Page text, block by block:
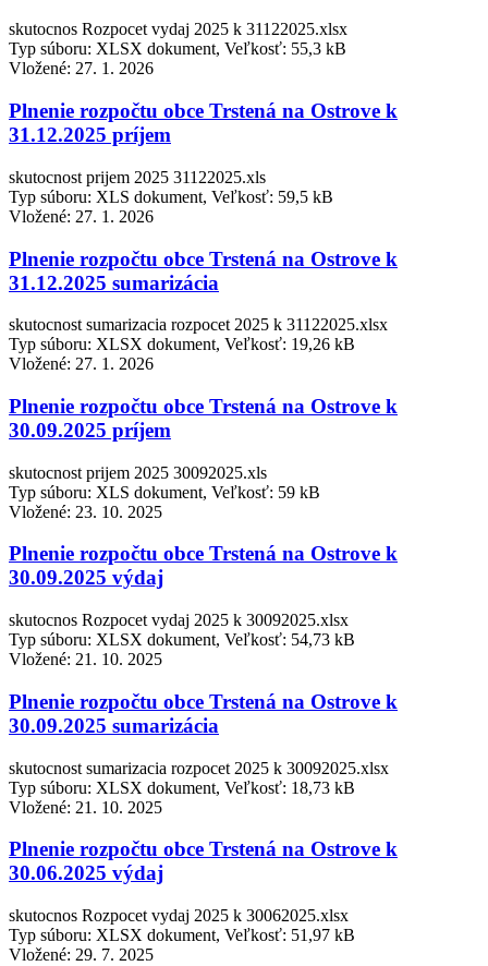
skutocnos Rozpocet vydaj 2025 k 31122025.xlsx
Typ súboru: XLSX dokument, Veľkosť: 55,3 kB
Vložené: 27. 1. 2026
Plnenie rozpočtu obce Trstená na Ostrove k
31.12.2025 príjem
skutocnost prijem 2025 31122025.xls
Typ súboru: XLS dokument, Veľkosť: 59,5 kB
Vložené: 27. 1. 2026
Plnenie rozpočtu obce Trstená na Ostrove k
31.12.2025 sumarizácia
skutocnost sumarizacia rozpocet 2025 k 31122025.xlsx
Typ súboru: XLSX dokument, Veľkosť: 19,26 kB
Vložené: 27. 1. 2026
Plnenie rozpočtu obce Trstená na Ostrove k
30.09.2025 príjem
skutocnost prijem 2025 30092025.xls
Typ súboru: XLS dokument, Veľkosť: 59 kB
Vložené: 23. 10. 2025
Plnenie rozpočtu obce Trstená na Ostrove k
30.09.2025 výdaj
skutocnos Rozpocet vydaj 2025 k 30092025.xlsx
Typ súboru: XLSX dokument, Veľkosť: 54,73 kB
Vložené: 21. 10. 2025
Plnenie rozpočtu obce Trstená na Ostrove k
30.09.2025 sumarizácia
skutocnost sumarizacia rozpocet 2025 k 30092025.xlsx
Typ súboru: XLSX dokument, Veľkosť: 18,73 kB
Vložené: 21. 10. 2025
Plnenie rozpočtu obce Trstená na Ostrove k
30.06.2025 výdaj
skutocnos Rozpocet vydaj 2025 k 30062025.xlsx
Typ súboru: XLSX dokument, Veľkosť: 51,97 kB
Vložené: 29. 7. 2025